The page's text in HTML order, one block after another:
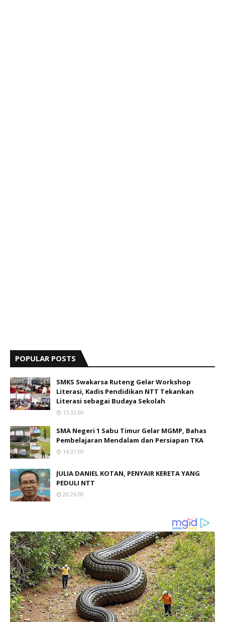
POPULAR POSTS
SMKS Swakarsa Ruteng Gelar Workshop
Literasi, Kadis Pendidikan NTT Tekankan
Literasi sebagai Budaya Sekolah
15:32:00
SMA Negeri 1 Sabu Timur Gelar MGMP, Bahas
Pembelajaran Mendalam dan Persiapan TKA
16:31:00
JULIA DANIEL KOTAN, PENYAIR KERETA YANG
PEDULI NTT
20:26:00